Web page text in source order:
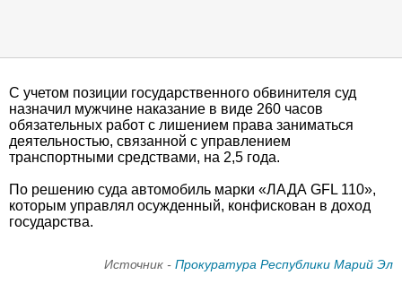
С учетом позиции государственного обвинителя суд
назначил мужчине наказание в виде 260 часов
обязательных работ с лишением права заниматься
деятельностью, связанной с управлением
транспортными средствами, на 2,5 года.
По решению суда автомобиль марки «ЛАДА GFL 110»,
которым управлял осужденный, конфискован в доход
государства.
Источник - Прокуратура Республики Марий Эл